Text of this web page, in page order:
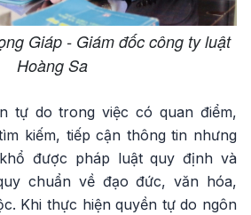
Giáp - Giám đốc công ty luật
Hoàng Sa
tự do trong việc có quan điểm,
kiếm, tiếp cận thông tin nhưng
được pháp luật quy định và
chuẩn về đạo đức, văn hóa,
Khi thực hiện quyền tự do ngôn